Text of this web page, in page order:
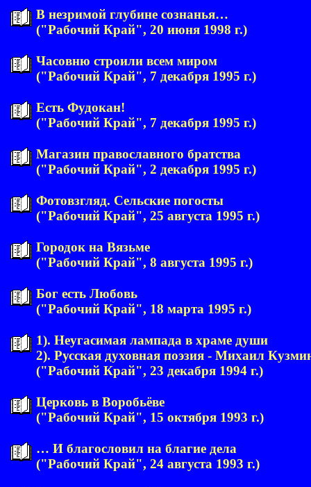
В незримой глубине сознанья…
("Рабочий Край", 20 июня 1998 г.)
Часовню строили всем миром
("Рабочий Край", 7 декабря 1995 г.)
Есть Фудокан!
("Рабочий Край", 7 декабря 1995 г.)
Магазин православного братства
("Рабочий Край", 2 декабря 1995 г.)
Фотовзгляд. Сельские погосты
("Рабочий Край", 25 августа 1995 г.)
Городок на Вязьме
("Рабочий Край", 8 августа 1995 г.)
Бог есть Любовь
("Рабочий Край", 18 марта 1995 г.)
1). Неугасимая лампада в храме души
2). Русская духовная поэзия - Михаил
("Рабочий Край", 23 декабря 1994 г.)
Церковь в Воробьёве
("Рабочий Край", 15 октября 1993 г.)
… И благословил на благие дела
("Рабочий Край", 24 августа 1993 г.)